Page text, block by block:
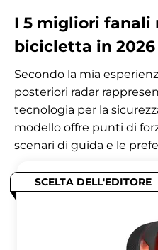
I 5 migliori fanali
bicicletta in 2026
Secondo la mia
posteriori radar
tecnologia per la
modello offre punti di
scenari di guida e le
SCELTA DELL'EDITORE